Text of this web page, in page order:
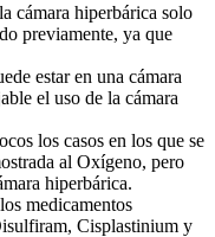
cámara hiperbárica solo
previamente, ya que
estar en una cámara
el uso de la cámara
los casos en los que se
al Oxígeno, pero
hiperbárica.
medicamentos
Cisplastinium y